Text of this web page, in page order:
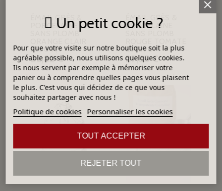
ÉMAIL GRÈS &
PORCELAINE
E63041/1
21,82 €
ÉMAIL GRÈS &
PORCELAINE
E53290
27,95 €
Un petit cookie ?
Pour que votre visite sur notre boutique soit la plus
agréable possible, nous utilisons quelques cookies.
Ils nous servent par exemple à mémoriser votre
panier ou à comprendre quelles pages vous plaisent
le plus. C'est vous qui décidez de ce que vous
souhaitez partager avec nous !
Politique de cookies Personnaliser les cookies
REJETER TOUT
TOUT ACCEPTER